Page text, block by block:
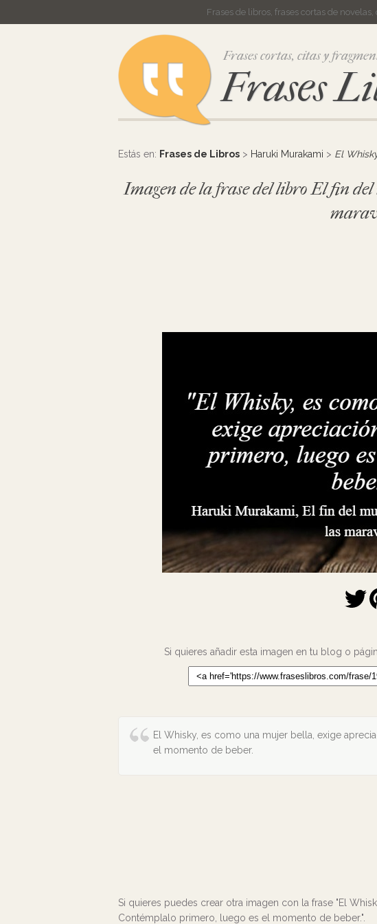
Frases de libros, frases cortas de
Frases cortas, citas y
Frases
Estás en: Frases de Libros > Haruki Murakami > El
Imagen de la frase del libro El fin
Si quieres añadir esta imagen en tu blog o
El Whisky, es como una mujer bella, exige
el momento de beber.
Si quieres puedes crear otra imagen con la frase "El
Contémplalo primero, luego es el momento de beber.".